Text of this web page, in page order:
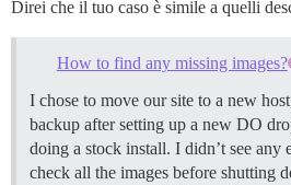
Direi che il tuo caso è simile a quelli
How to find any missing images?
I chose to move our site to a new
backup after setting up a new DO
doing a stock install. I didn’t see any
check all the images before shutting